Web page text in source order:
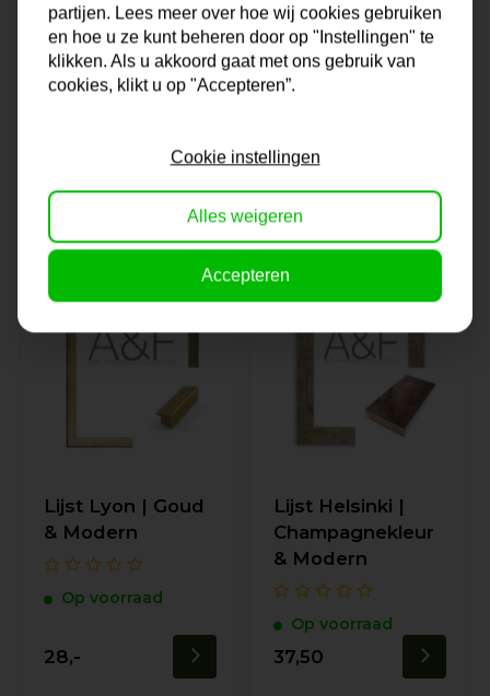
Lijst Vienna |
Zilver & Klassiek
51,-
Lijst Cuneo | Wit
Op voorraad
34,-
Lijst Lyon | Goud
& Modern
Op voorraad
28,-
Lijst Helsinki |
Champagnekleur
& Modern
Op voorraad
37,50
partijen. Lees meer over hoe wij cookies gebruiken
en hoe u ze kunt beheren door op "Instellingen" te
klikken. Als u akkoord gaat met ons gebruik van
cookies, klikt u op "Accepteren”.
Cookie instellingen
Alles weigeren
Accepteren